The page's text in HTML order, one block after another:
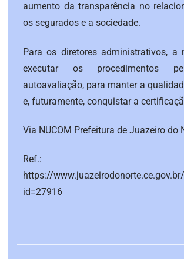
aumento da transparência no
os segurados e a sociedade.
Para os diretores administrativos, a
executar os procedimentos
autoavaliação, para manter a
e, futuramente, conquistar a
Via NUCOM Prefeitura de Juazeiro do
Ref.:
https://
id=27916